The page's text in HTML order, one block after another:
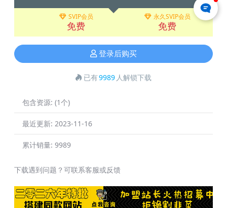
SVIP会员
免费
永久SVIP会员
免费
登录后购买
已有9989 人解锁下载
包含资源: (1个)
最近更新: 2023-11-16
累计销量: 9989
下载遇到问题？可联系客服或反馈